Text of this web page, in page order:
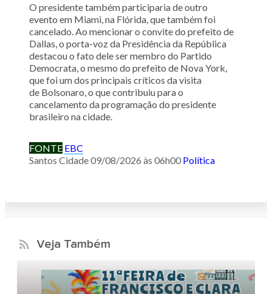
O presidente também participaria de outro
evento em Miami, na Flórida, que também foi
cancelado. Ao mencionar o convite do prefeito de
Dallas, o porta-voz da Presidência da República
destacou o fato dele ser membro do Partido
Democrata, o mesmo do prefeito de Nova York,
que foi um dos principais críticos da visita
de Bolsonaro, o que contribuiu para o
cancelamento da programação do presidente
brasileiro na cidade.
FONTE EBC
Santos Cidade09/08/2026 às 06h00 Política
Veja Também